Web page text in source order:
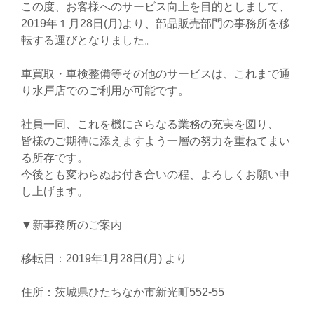
この度、お客様へのサービス向上を目的としまして、
2019年１月28日(月)より、部品販売部門の事務所を移
転する運びとなりました。
車買取・車検整備等その他のサービスは、これまで通
り水戸店でのご利用が可能です。
社員一同、これを機にさらなる業務の充実を図り、
皆様のご期待に添えますよう一層の努力を重ねてまい
る所存です。
今後とも変わらぬお付き合いの程、よろしくお願い申
し上げます。
▼新事務所のご案内
移転日：2019年1月28日(月) より
住所：茨城県ひたちなか市新光町552-55